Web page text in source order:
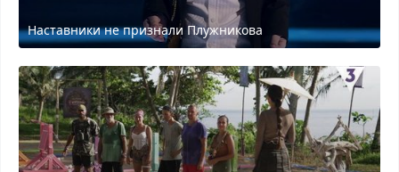
Наставники не признали Плужникова